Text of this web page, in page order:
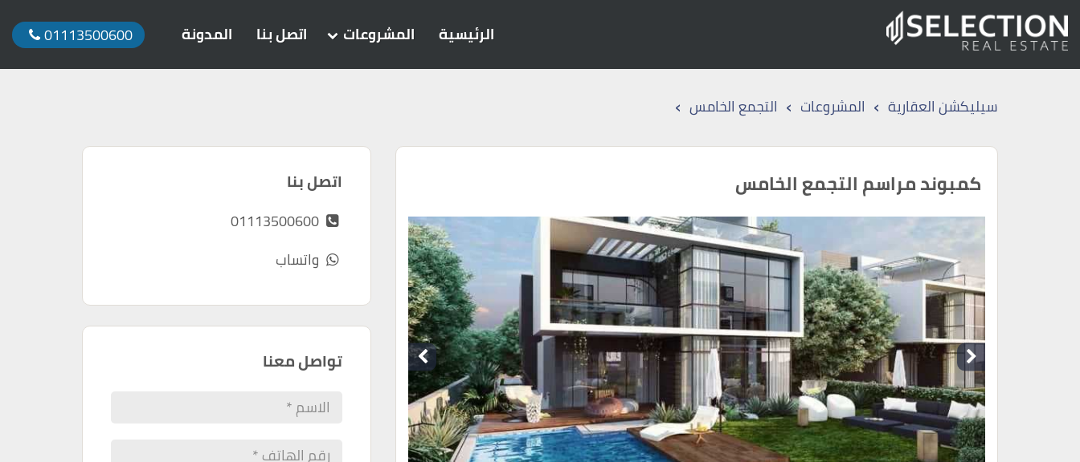
الرئيسية المشروعات اتصل بنا المدونة 01113500600
سيليكشن العقارية › المشروعات › التجمع الخامس ›
كمبوند مراسم التجمع الخامس اتصل بنا
01113500600
واتساب
تواصل معنا